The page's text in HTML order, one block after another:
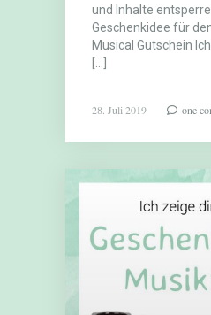
und Inhalte
Geschenkidee für
Musical Gutschein
28. Juli 2019 one